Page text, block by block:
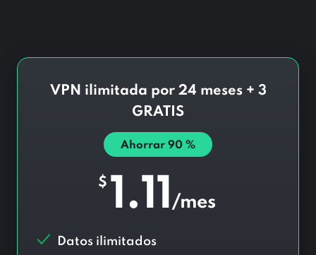
VPN ilimitada por 24 meses + 3
GRATIS
Ahorrar 90 %
$ 1.11/mes
Datos ilimitados